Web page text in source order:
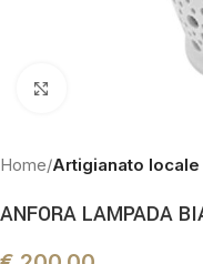
Home Artigianato locale
ANFORA LAMPADA